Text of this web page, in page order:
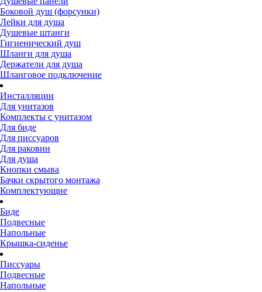
Боковой душ (форсунки)
Лейки для душа
Душевые штанги
Гигиенический душ
Шланги для душа
Держатели для душа
Шланговое подключение
Инсталляции
Для унитазов
Комплекты с унитазом
Для биде
Для писсуаров
Для раковин
Для душа
Кнопки смыва
Бачки скрытого монтажа
Комплектующие
Биде
Подвесные
Напольные
Крышка-сиденье
Писсуары
Подвесные
Напольные